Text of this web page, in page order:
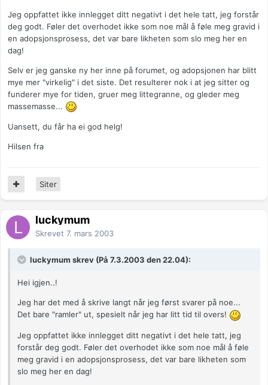
Jeg oppfattet ikke innlegget ditt negativt i det hele tatt, jeg forstår
deg godt. Føler det overhodet ikke som noe mål å føle meg gravid i
en adopsjonsprosess, det var bare likheten som slo meg her en
dag!
Selv er jeg ganske ny her inne på forumet, og adopsjonen har blitt
mye mer "virkelig" i det siste. Det resulterer nok i at jeg sitter og
funderer mye for tiden, gruer meg littegranne, og gleder meg
massemasse...
Uansett, du får ha ei god helg!
Hilsen fra
Siter
luckymum
Skrevet 7. mars 2003
luckymum skrev (På 7.3.2003 den 22.04):
Hei igjen..!
Jeg har det med å skrive langt når jeg først svarer på noe...
Det bare "ramler" ut, spesielt når jeg har litt tid til overs!
Jeg oppfattet ikke innlegget ditt negativt i det hele tatt, jeg
forstår deg godt. Føler det overhodet ikke som noe mål å føle
meg gravid i en adopsjonsprosess, det var bare likheten som
slo meg her en dag!